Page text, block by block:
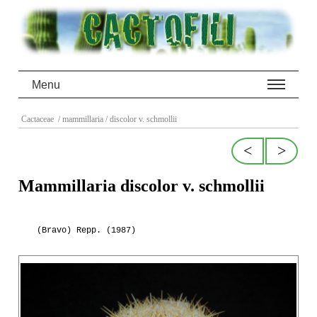
Menu
Cactaceae / mammillaria / discolor v. schmollii
>
<
Mammillaria discolor v. schmollii
(Bravo) Repp. (1987)